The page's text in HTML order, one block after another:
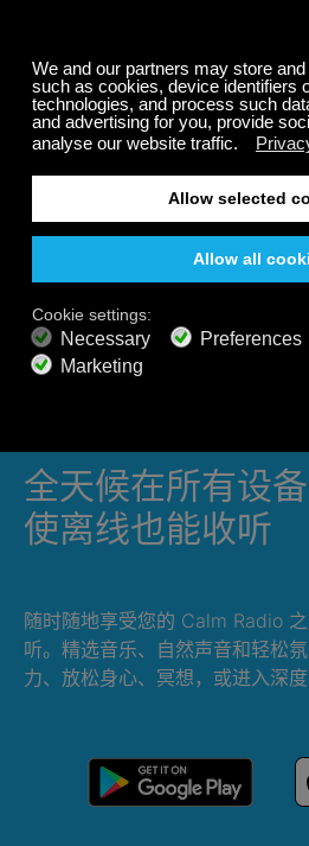
点击托盘图标，显示菜单
点击“选择音乐（Select
点击Calm Radio
选择一个类别
选择一个频道
全天候在所有设
使离线也能收听
随时随地享受您的 Calm Radio
听。精选音乐、自然声音和轻松
力、放松身心、冥想，或进入深度